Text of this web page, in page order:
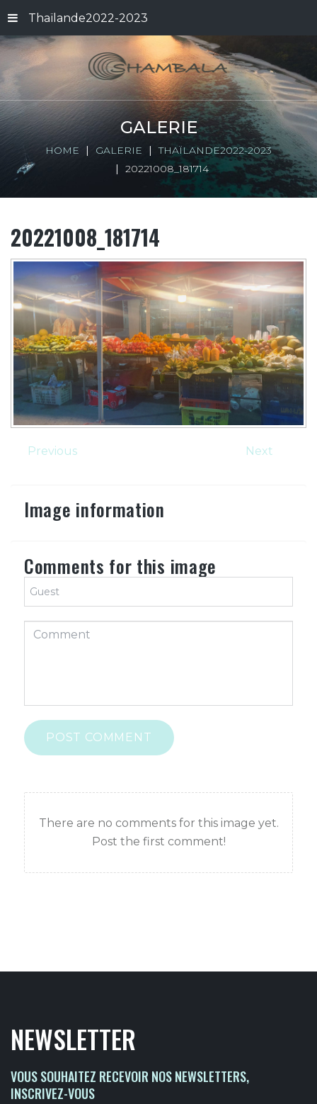
Thaïlande2022-2023
GALERIE
HOME GALERIE
THAÏLANDE2022-2023
20221008_181714
20221008_181714
Previous Next
Image information
Comments for this image
POST COMMENT
There are no comments for this image yet.
Post the first comment!
NEWSLETTER
VOUS SOUHAITEZ RECEVOIR NOS NEWSLETTERS,
INSCRIVEZ-VOUS